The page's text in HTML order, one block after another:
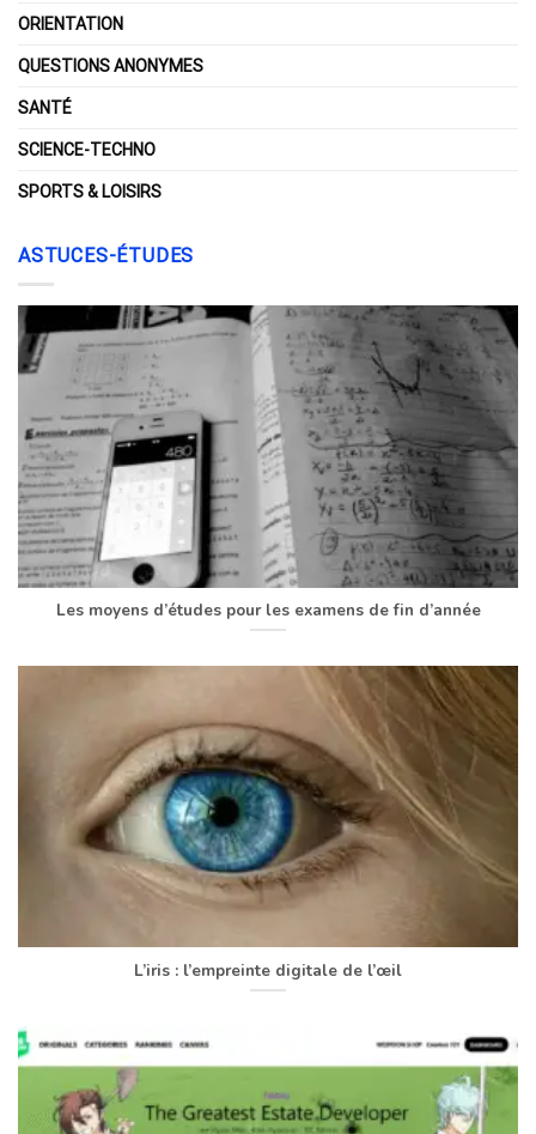
ORIENTATION
QUESTIONS ANONYMES
SANTÉ
SCIENCE-TECHNO
SPORTS & LOISIRS
ASTUCES-ÉTUDES
Les moyens d’études pour les examens de fin d’année
L’iris : l’empreinte digitale de l’œil